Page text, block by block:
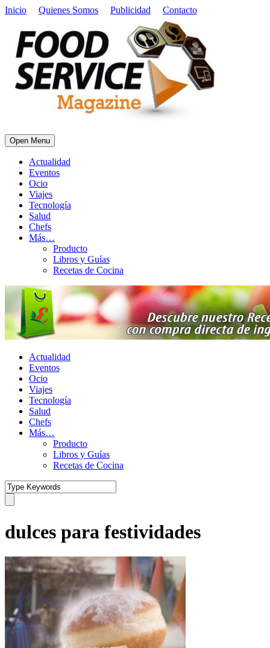
Inicio Quienes Somos Publicidad Contacto
Open Menu
Actualidad
Eventos
Ocio
Viajes
Tecnología
Salud
Chefs
Más…
Producto
Libros y Guías
Recetas de Cocina
Actualidad
Eventos
Ocio
Viajes
Tecnología
Salud
Chefs
Más…
Producto
Libros y Guías
Recetas de Cocina
dulces para festividades